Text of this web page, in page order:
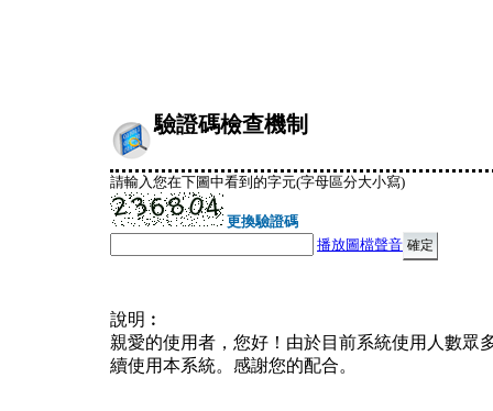
驗證碼檢查機制
請輸入您在下圖中看到的字元(字母區分大小寫)
更換驗證碼
播放圖檔聲音
說明︰
親愛的使用者，您好！由於目前系統使用人數眾
續使用本系統。感謝您的配合。